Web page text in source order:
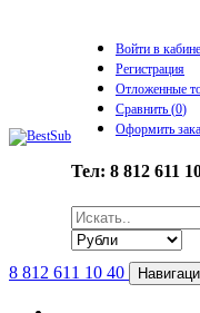
Войти в
Регистрация
Отложенные
Сравнить (0)
Оформить
Тел: 8 812 611
8 812 611 10 40